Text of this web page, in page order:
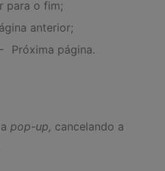
para o fim;
anterior;
Próxima página.
pop-up, cancelando a